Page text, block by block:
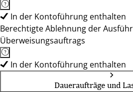
In der Kontoführung enthalten
Berechtigte Ablehnung der
Überweisungsauftrags
In der Kontoführung enthalten
Daueraufträge und